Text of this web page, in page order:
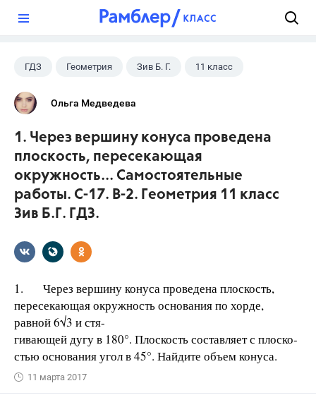
ГДЗ Геометрия Зив Б. Г. 11 класс
Ольга Медведева
1. Через вершину конуса проведена
плоскость, пересекающая
окружность... Самостоятельные
работы. С-17. В-2. Геометрия 11 класс
Зив Б.Г. ГДЗ.
1. Через вершину конуса проведена плоскость,
пересекающая окружность основания по хорде,
равной 6√3 и стя-
гивающей дугу в 180°. Плоскость составляет с плоско-
стью основания угол в 45°. Найдите объем конуса.
11 марта 2017